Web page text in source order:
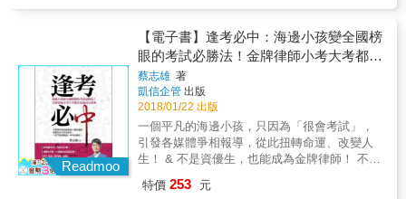
提升答題速度。 & ◎徹底活用！上課、生活都
鍵、概念，複習事半功倍。 ▲心智圖：整理不
同章節的龐雜概念、課外創意發想。 ▲階層式
筆記法：將同一章節的細節分門別類。 ▲康乃
爾筆記法：整理上課補充的零碎內容。 & 針對
108新課綱，提供學生最詳細、堅實的備戰計畫
告訴家長陪伴考生、促進溝通的寶貴建議 一起
朝理想目標邁進！
考採計科目減少，個人申請、繁星計畫時程延
後。 ▲大考趨勢題目變長、範圍變廣，注重實
作與實驗。 & ◎針對新課綱，量身打造應戰技
巧 ▲穩定校內成績，從進高中第一天，競賽就
已經開始。 ▲每次段考都要訂計畫表，檢討缺
失，朝目標分數前進。 ▲選修目標科系相關領
域課程，預先累積實力。 ▲積極參加課外活
動，發掘興趣，豐富課外經歷。 & ◎全新升
級！讀書考試必勝讀書法 ▲找出考不好、讀書
力不從心的根本原因，對症下藥。 ▲讀書不一
Readmoo
【電子書】逢考必中：海邊小孩變全國榜
眼的考試必勝法！金牌律師小考大考都在
用的高分寶典
蔡志雄 著
凱信企管 出版
2018/01/22 出版
一個平凡的海邊小孩，只因為「很會考試」，
引發各媒體爭相報導，從此扭轉命運、改變人
生！ & 不是資優生，也能成為金牌律師！ 不是
小考、大考，都想要考上的你、照著做，一定
特價 253 元